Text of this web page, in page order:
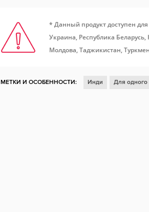
* Данный продукт доступен
Украина, Республика
Молдова, Таджикистан,
МЕТКИ И ОСОБЕННОСТИ: Инди Для одного